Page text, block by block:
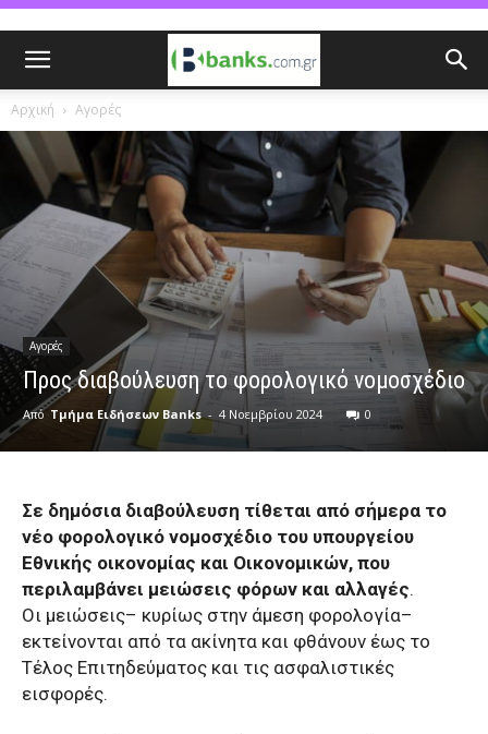
Αρχική Αγορές
Αγορές
Προς διαβούλευση το φορολογικό νομοσχέδιο
Από Τμήμα Ειδήσεων Banks - 4 Νοεμβρίου 2024 0
Σε δημόσια διαβούλευση τίθεται από σήμερα το
νέο φορολογικό νομοσχέδιο του υπουργείου
Εθνικής οικονομίας και Οικονομικών, που
περιλαμβάνει μειώσεις φόρων και αλλαγές.
Οι μειώσεις– κυρίως στην άμεση φορολογία–
εκτείνονται από τα ακίνητα και φθάνουν έως το
Τέλος Επιτηδεύματος και τις ασφαλιστικές
εισφορές.